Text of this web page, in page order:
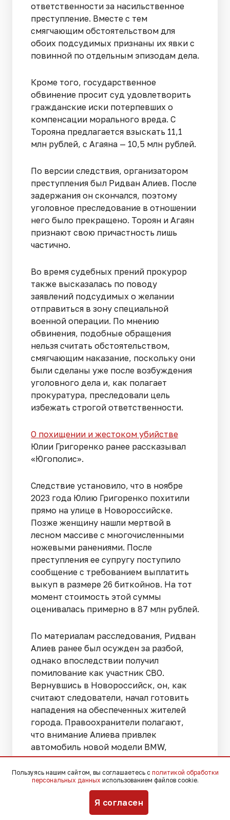
ответственности за насильственное
преступление. Вместе с тем
смягчающим обстоятельством для
обоих подсудимых признаны их явки с
повинной по отдельным эпизодам дела.
Кроме того, государственное
обвинение просит суд удовлетворить
гражданские иски потерпевших о
компенсации морального вреда. С
Торояна предлагается взыскать 11,1
млн рублей, с Агаяна — 10,5 млн рублей.
По версии следствия, организатором
преступления был Ридван Алиев. После
задержания он скончался, поэтому
уголовное преследование в отношении
него было прекращено. Тороян и Агаян
признают свою причастность лишь
частично.
Во время судебных прений прокурор
также высказалась по поводу
заявлений подсудимых о желании
отправиться в зону специальной
военной операции. По мнению
обвинения, подобные обращения
нельзя считать обстоятельством,
смягчающим наказание, поскольку они
были сделаны уже после возбуждения
уголовного дела и, как полагает
прокуратура, преследовали цель
избежать строгой ответственности.
О похищении и жестоком убийстве
Юлии Григоренко ранее рассказывал
«Югополис».
Следствие установило, что в ноябре
2023 года Юлию Григоренко похитили
прямо на улице в Новороссийске.
Позже женщину нашли мертвой в
лесном массиве с многочисленными
ножевыми ранениями. После
преступления ее супругу поступило
сообщение с требованием выплатить
выкуп в размере 26 биткойнов. На тот
момент стоимость этой суммы
оценивалась примерно в 87 млн рублей.
По материалам расследования, Ридван
Алиев ранее был осужден за разбой,
однако впоследствии получил
помилование как участник СВО.
Вернувшись в Новороссийск, он, как
считают следователи, начал готовить
нападения на обеспеченных жителей
города. Правоохранители полагают,
что внимание Алиева привлек
автомобиль новой модели BMW,
которым пользовалась Юлия
Григоренко, после чего именно она
стала предполагаемой целью
Пользуясь нашим сайтом, вы соглашаетесь с политикой обработки
персональных данных использованием файлов cookie.
Я согласен